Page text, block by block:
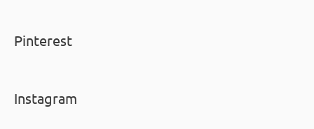
Pinterest
Instagram